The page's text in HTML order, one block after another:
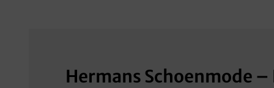
Hermans Schoenmode –